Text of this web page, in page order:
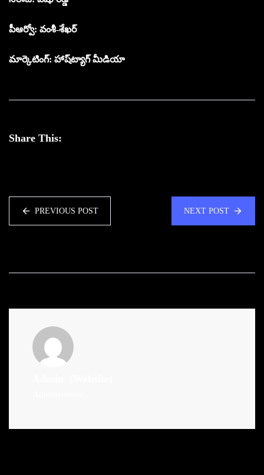
పీఆర్వో: వంశీ-శేఖర్
మార్కెటింగ్: హాష్‌ట్యాగ్ మీడియా
Share This:
PREVIOUS POST NEXT POST